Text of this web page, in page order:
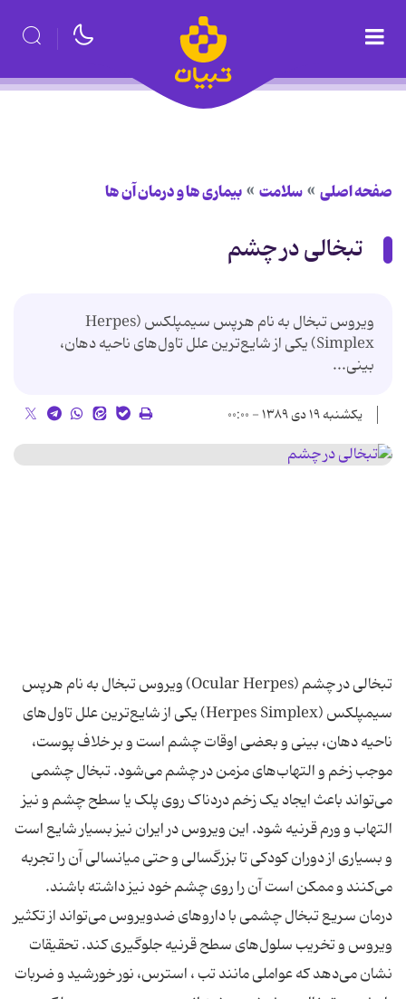
صفحه اصلی سلامت بیماری ها و درمان آن ها
تبخالی در چشم
ویروس تبخال به نام هرپس سیمپلکس (Herpes
Simplex) یکی از شایع‌ترین علل تاول‌های ناحیه دهان،
بینی...
یکشنبه ۱۹ دی ۱۳۸۹ - ۰۰:۰۰
تبخالی در چشم (Ocular Herpes) ویروس تبخال به نام هرپس
سیمپلکس (Herpes Simplex) یکی از شایع‌ترین علل تاول‌های
ناحیه دهان، بینی و بعضی اوقات چشم است و بر خلاف پوست،
موجب زخم و التهاب‌های مزمن در چشم می‌شود. تبخال چشمی
می‌تواند باعث ایجاد یک زخم دردناک روی پلک یا سطح چشم و نیز
التهاب و ورم قرنیه شود. این ویروس در ایران نیز بسیار شایع است
و بسیاری از دوران کودکی تا بزرگسالی و حتی میانسالی آن را تجربه
می‌کنند و ممکن است آن را روی چشم خود نیز داشته باشند.
درمان سریع تبخال چشمی با داروهای ضدویروس می‌تواند از تکثیر
ویروس و تخریب سلول‌های سطح قرنیه جلوگیری کند. تحقیقات
نشان می‌دهد که عواملی مانند تب ، استرس، نور خورشید و ضربات